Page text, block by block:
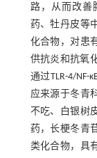
路，从而改善
药、牡丹皮等
化合物，对患
供抗炎和抗氧
通过TLR-4/
应来源于冬青
不吃、白银树
药，长梗冬青
类化合物，具